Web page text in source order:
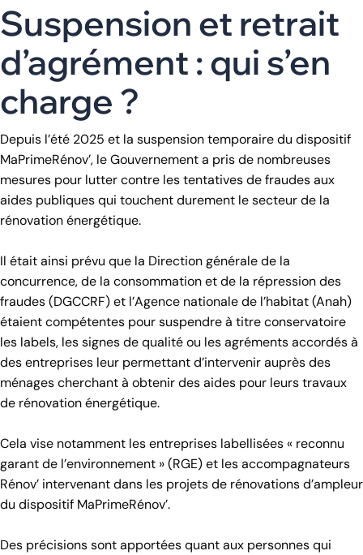
Suspension et retrait
d’agrément : qui s’en
charge ?
Depuis l’été 2025 et la suspension temporaire du dispositif
MaPrimeRénov’, le Gouvernement a pris de nombreuses
mesures pour lutter contre les tentatives de fraudes aux
aides publiques qui touchent durement le secteur de la
rénovation énergétique.
Il était ainsi prévu que la Direction générale de la
concurrence, de la consommation et de la répression des
fraudes (DGCCRF) et l’Agence nationale de l’habitat (Anah)
étaient compétentes pour suspendre à titre conservatoire
les labels, les signes de qualité ou les agréments accordés à
des entreprises leur permettant d’intervenir auprès des
ménages cherchant à obtenir des aides pour leurs travaux
de rénovation énergétique.
Cela vise notamment les entreprises labellisées « reconnu
garant de l’environnement » (RGE) et les accompagnateurs
Rénov’ intervenant dans les projets de rénovations d’ampleur
du dispositif MaPrimeRénov’.
Des précisions sont apportées quant aux personnes qui